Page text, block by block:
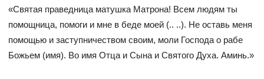
«Святая праведница матушка Матрона! Всем людям ты
помощница, помоги и мне в беде моей (.. ..). Не оставь меня
помощью и заступничеством своим, моли Господа о рабе
Божьем (имя). Во имя Отца и Сына и Святого Духа. Аминь.»